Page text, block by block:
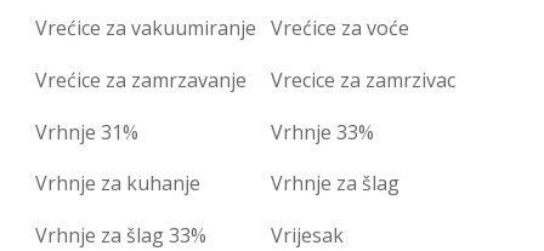
Vrećice za vakuumiranje Vrećice za voće
Vrećice za zamrzavanje
Vrecice za zamrzivac
Vrhnje 31%
Vrhnje 33%
Vrhnje za kuhanje
Vrhnje za šlag
Vrhnje za šlag 33%
Vrijesak